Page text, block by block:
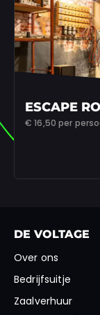
ESCAPE
€ 16,50per
DE VOLTAGE
Over ons
Bedrijfsuitje
Zaalverhuur